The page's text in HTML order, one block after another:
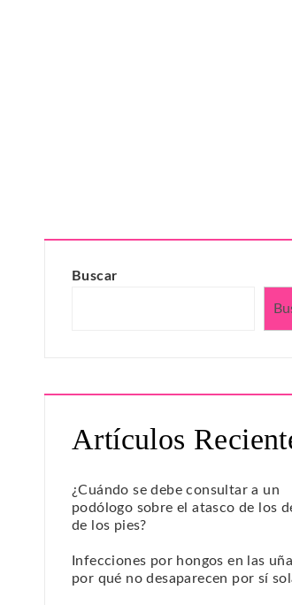
Buscar
Artículos
¿Cuándo se debe consultar a un
podólogo sobre el atasco de los
de los pies?
Infecciones por hongos en las
por qué no desaparecen por sí